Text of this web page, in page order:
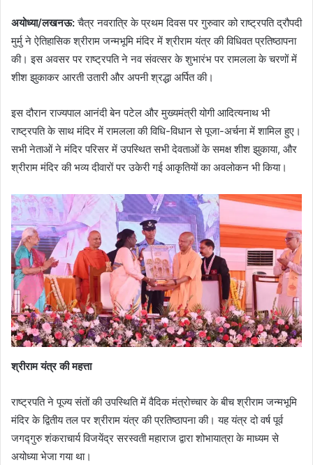
अयोध्या/लखनऊ:चैत्र नवरात्रि के प्रथम दिवस पर गुरुवार को राष्ट्रपति द्रौपदी
मुर्मु ने ऐतिहासिक श्रीराम जन्मभूमि मंदिर में श्रीराम यंत्र की विधिवत प्रतिष्ठापना
की। इस अवसर पर राष्ट्रपति ने नव संवत्सर के शुभारंभ पर रामलला के चरणों में
शीश झुकाकर आरती उतारी और अपनी श्रद्धा अर्पित की।
इस दौरान राज्यपाल आनंदी बेन पटेल और मुख्यमंत्री योगी आदित्यनाथ भी
राष्ट्रपति के साथ मंदिर में रामलला की विधि-विधान से पूजा-अर्चना में शामिल हुए।
सभी नेताओं ने मंदिर परिसर में उपस्थित सभी देवताओं के समक्ष शीश झुकाया, और
श्रीराम मंदिर की भव्य दीवारों पर उकेरी गई आकृतियों का अवलोकन भी किया।
श्रीराम यंत्र की महत्ता
राष्ट्रपति ने पूज्य संतों की उपस्थिति में वैदिक मंत्रोच्चार के बीच श्रीराम जन्मभूमि
मंदिर के द्वितीय तल पर श्रीराम यंत्र की प्रतिष्ठापना की। यह यंत्र दो वर्ष पूर्व
जगद्गुरु शंकराचार्य विजयेंद्र सरस्वती महाराज द्वारा शोभायात्रा के माध्यम से
अयोध्या भेजा गया था।